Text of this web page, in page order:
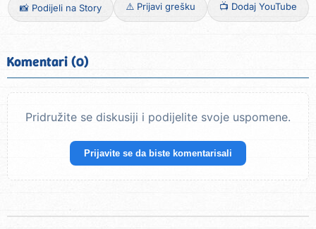
📸 Podijeli na Story ⚠️ Prijavi grešku 📺 Dodaj YouTube
Komentari (0)
Pridružite se diskusiji i podijelite svoje uspomene.
Prijavite se da biste komentarisali